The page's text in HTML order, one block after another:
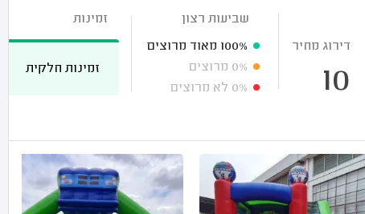
דירוג מחיר
10
שביעות רצון
100% מאוד מרוצים
0% מרוצים
0% לא מרוצים
זמינות
זמינות חלקית